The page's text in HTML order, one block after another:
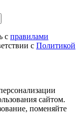
с правилами
с Политикой
сайтом.
поменяйте